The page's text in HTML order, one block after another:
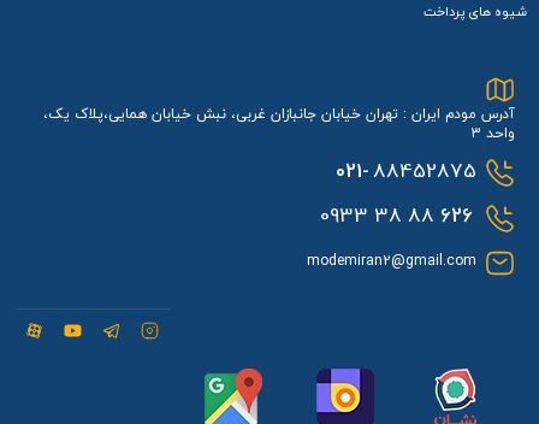
شیوه های پرداخت
آدرس مودم ایران : تهران خیابان جانبازان غربی، نبش خیابان همایی،پلاک یک،
واحد 3
021-88452875
626
88 38 0933
modemiran2@gmail.com